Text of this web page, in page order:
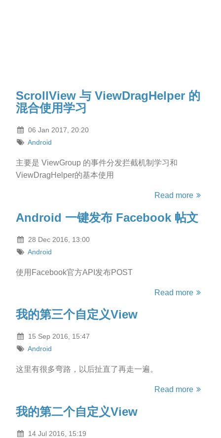
ScrollView 与 ViewDragHelper 的
混合使用学习
06 Jan 2017, 20:20
Android
主要是 ViewGroup 的事件分发拦截机制学习和
ViewDragHelper的基本使用
Read more
Android 一键发布 Facebook 帖文
28 Dec 2016, 13:00
Android
使用Facebook官方API发布POST
Read more
我的第三个自定义View
15 Sep 2016, 15:47
Android
这里有很多弯路，以后扯直了再走一遍。
Read more
我的第二个自定义View
14 Jul 2016, 15:19